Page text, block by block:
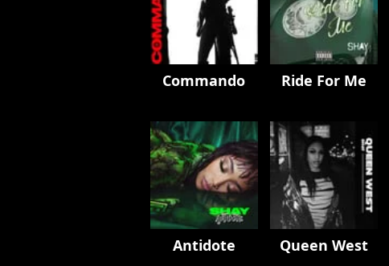
Commando Ride For Me
Antidote Queen West